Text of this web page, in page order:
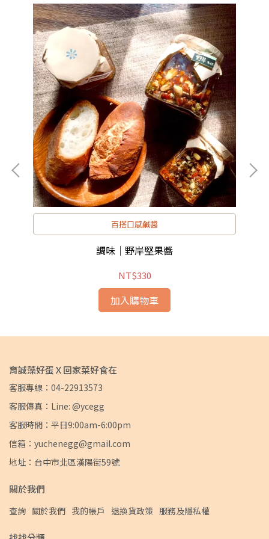
百搭口感鹹醬
調味｜野岸堅果醬
NT$330
加入購物車
育誠藻好蛋Ｘ回家菜好食在
客服專線：04-22913573
客服傳真：Line: @ycegg
客服時間：平日9:00am-6:00pm
信箱：yuchenegg@gmail.com
地址：台中市北區漢陽街59號
關於我們
查詢 關於我們 我的帳戶 退換貨政策 服務及隱私權